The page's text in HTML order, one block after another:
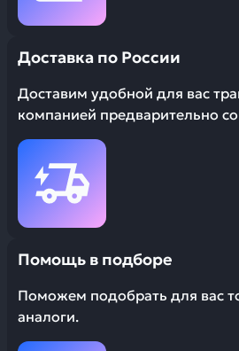
Доставка по России
Доставим удобной для вас
компанией предварительно
Помощь в подборе
Поможем подобрать для вас
аналоги.